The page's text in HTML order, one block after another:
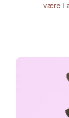
være i